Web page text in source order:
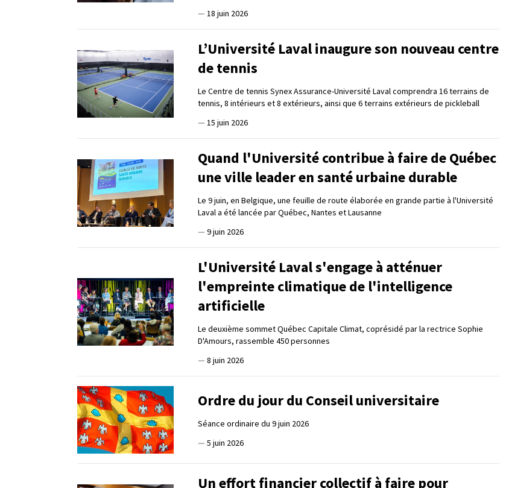
— 18 juin 2026
L’Université Laval inaugure son nouveau centre
de tennis
Le Centre de tennis Synex Assurance-Université Laval comprendra 16 terrains de
tennis, 8 intérieurs et 8 extérieurs, ainsi que 6 terrains extérieurs de pickleball
— 15 juin 2026
Quand l'Université contribue à faire de Québec
une ville leader en santé urbaine durable
Le 9 juin, en Belgique, une feuille de route élaborée en grande partie à l'Université
Laval a été lancée par Québec, Nantes et Lausanne
— 9 juin 2026
L'Université Laval s'engage à atténuer
l'empreinte climatique de l'intelligence
artificielle
Le deuxième sommet Québec Capitale Climat, coprésidé par la rectrice Sophie
D'Amours, rassemble 450 personnes
— 8 juin 2026
Ordre du jour du Conseil universitaire
Séance ordinaire du 9 juin 2026
— 5 juin 2026
Un effort financier collectif à faire pour